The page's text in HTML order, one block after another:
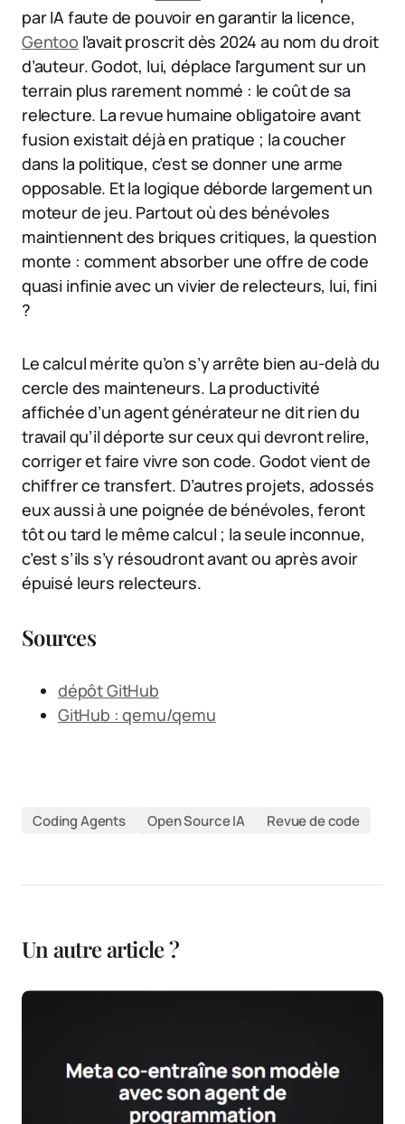
par IA faute de pouvoir en garantir la licence,
Gentoo l’avait proscrit dès 2024 au nom du droit
d’auteur. Godot, lui, déplace l’argument sur un
terrain plus rarement nommé : le coût de sa
relecture. La revue humaine obligatoire avant
fusion existait déjà en pratique ; la coucher
dans la politique, c’est se donner une arme
opposable. Et la logique déborde largement un
moteur de jeu. Partout où des bénévoles
maintiennent des briques critiques, la question
monte : comment absorber une offre de code
quasi infinie avec un vivier de relecteurs, lui, fini
?
Le calcul mérite qu’on s’y arrête bien au-delà du
cercle des mainteneurs. La productivité
affichée d’un agent générateur ne dit rien du
travail qu’il déporte sur ceux qui devront relire,
corriger et faire vivre son code. Godot vient de
chiffrer ce transfert. D’autres projets, adossés
eux aussi à une poignée de bénévoles, feront
tôt ou tard le même calcul ; la seule inconnue,
c’est s’ils s’y résoudront avant ou après avoir
épuisé leurs relecteurs.
Sources
dépôt GitHub
GitHub : qemu/qemu
Coding Agents Open Source IA Revue de code
Un autre article ?